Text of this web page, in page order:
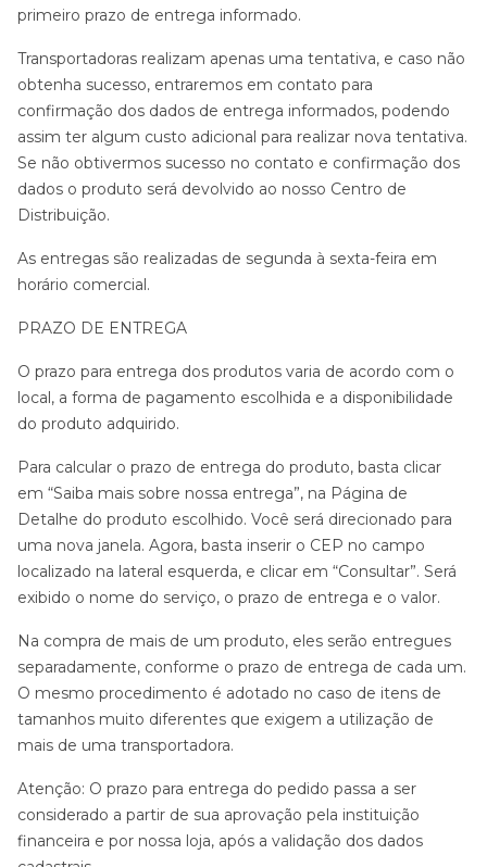
primeiro prazo de entrega informado.
Transportadoras realizam apenas uma tentativa, e caso não
obtenha sucesso, entraremos em contato para
confirmação dos dados de entrega informados, podendo
assim ter algum custo adicional para realizar nova tentativa.
Se não obtivermos sucesso no contato e confirmação dos
dados o produto será devolvido ao nosso Centro de
Distribuição.
As entregas são realizadas de segunda à sexta-feira em
horário comercial.
PRAZO DE ENTREGA
O prazo para entrega dos produtos varia de acordo com o
local, a forma de pagamento escolhida e a disponibilidade
do produto adquirido.
Para calcular o prazo de entrega do produto, basta clicar
em “Saiba mais sobre nossa entrega”, na Página de
Detalhe do produto escolhido. Você será direcionado para
uma nova janela. Agora, basta inserir o CEP no campo
localizado na lateral esquerda, e clicar em “Consultar”. Será
exibido o nome do serviço, o prazo de entrega e o valor.
Na compra de mais de um produto, eles serão entregues
separadamente, conforme o prazo de entrega de cada um.
O mesmo procedimento é adotado no caso de itens de
tamanhos muito diferentes que exigem a utilização de
mais de uma transportadora.
Atenção: O prazo para entrega do pedido passa a ser
considerado a partir de sua aprovação pela instituição
financeira e por nossa loja, após a validação dos dados